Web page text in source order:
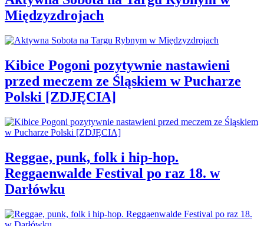
Międzyzdrojach
Kibice Pogoni pozytywnie nastawieni
przed meczem ze Śląskiem w Pucharze
Polski [ZDJĘCIA]
Reggae, punk, folk i hip-hop.
Reggaenwalde Festival po raz 18. w
Darłówku